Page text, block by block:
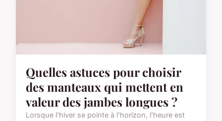
Quelles astuces pour choisir
des manteaux qui mettent en
valeur des jambes longues ?
Lorsque l'hiver se pointe à l'horizon, l'heure est